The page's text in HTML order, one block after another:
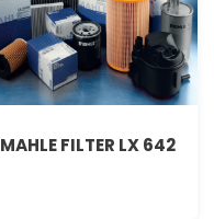
MAHLE FILTER LX 642